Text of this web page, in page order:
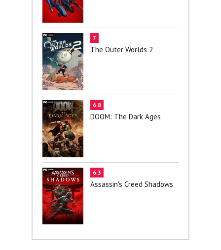
7
The Outer Worlds 2
6.8
DOOM: The Dark Ages
6.3
Assassin's Creed Shadows